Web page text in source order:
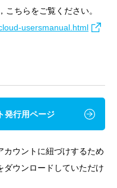
ちらをご覧ください。
usersmanual.html
発行用ページ
ウントに紐づけするため
ウンロードしていただけ